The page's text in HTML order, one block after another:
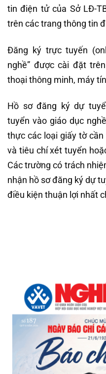
tin điện tử của Sở LĐ-
trên các trang thông tin
Đăng ký trực tuyến
nghề” được cài đặt
thoại thông minh, máy
Hồ sơ đăng ký dự
tuyển vào giáo dục
thực các loại giấy tờ
và tiêu chí xét tuyển
Các trường có trách
nhận hồ sơ đăng ký dự
điều kiện thuận lợi nhất